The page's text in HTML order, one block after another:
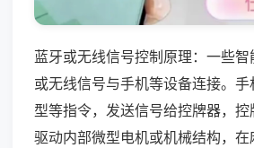
蓝牙或无线信号控制原理：一些
或无线信号与手机等设备连接。
型等指令，发送信号给控牌器，
驱动内部微型电机或机械结构，